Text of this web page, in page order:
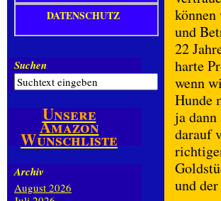
und
22
harte
wenn
Hunde
ja
darauf
und
DATENSCHUTZ
Suchen
Unsere
Amazon
Wunschliste
Archiv
August 2026